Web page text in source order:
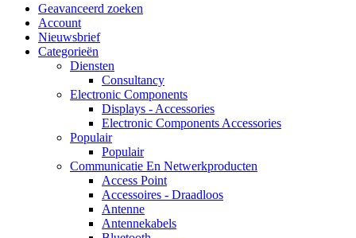
Geavanceerd zoeken
Account
Nieuwsbrief
Categorieën
Diensten
Consultancy
Electronic Components
Displays - Accessories
Electronic Components Accessories
Populair
Populair
Communicatie En Netwerkproducten
Access Point
Accessoires - Draadloos
Antenne
Antennekabels